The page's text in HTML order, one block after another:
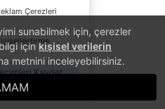
sunabilmek için, çerezler
içinkişisel verilerin
metnini inceleyebilirsiniz.
Çerezleri
Kaydet